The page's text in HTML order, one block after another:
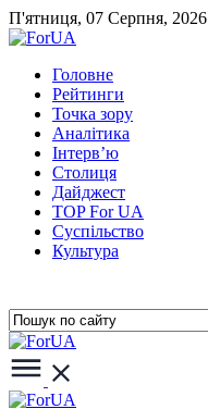
П'ятниця, 07 Серпня, 2026
Головне
Рейтинги
Точка зору
Аналітика
Інтерв’ю
Столиця
Дайджест
TOP For UA
Суспiльство
Культура